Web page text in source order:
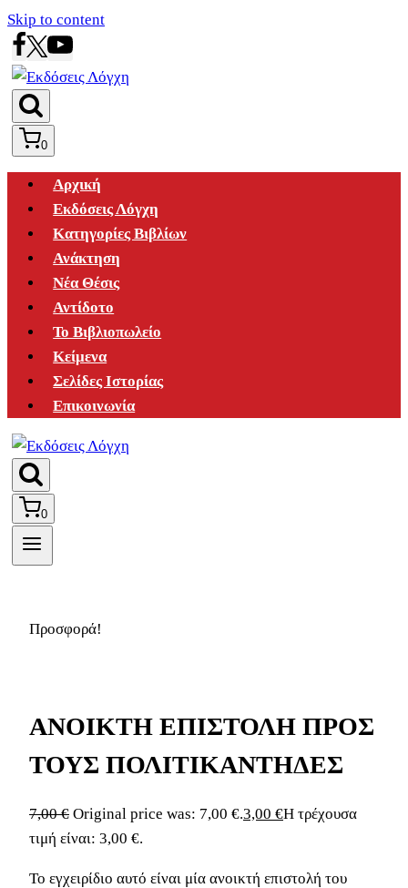
Skip to content
0
Αρχική
Εκδόσεις Λόγχη
Κατηγορίες Βιβλίων
Ανάκτηση
Νέα Θέσις
Αντίδοτο
Το Βιβλιοπωλείο
Κείμενα
Σελίδες Ιστορίας
Επικοινωνία
0
Προσφορά!
ΑΝΟΙΚΤΗ ΕΠΙΣΤΟΛΗ ΠΡΟΣ
ΤΟΥΣ ΠΟΛΙΤΙΚΑΝΤΗΔΕΣ
7,00€ Original price was: 7,00 €.3,00 €Η τρέχουσα
τιμή είναι: 3,00 €.
Το εγχειρίδιο αυτό είναι μία ανοικτή επιστολή του